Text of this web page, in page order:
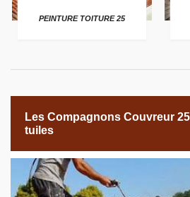
PEINTURE TOITURE 25
Les Compagnons Couvreur
tuiles